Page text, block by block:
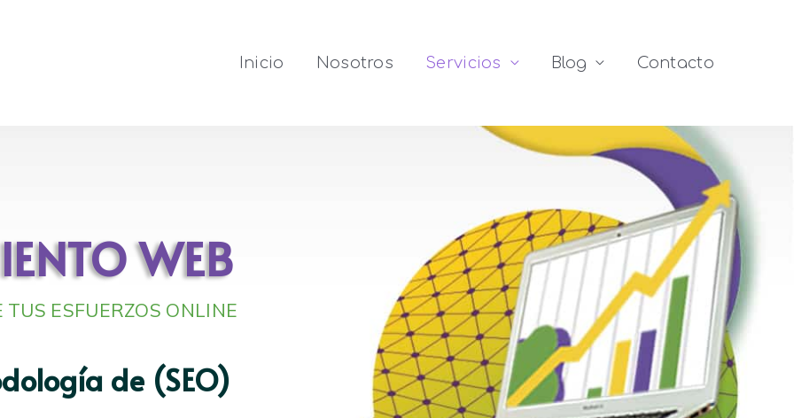
Inicio Nosotros Servicios Blog Contacto
WEB
ESFUERZOS ONLINE
de (SEO)